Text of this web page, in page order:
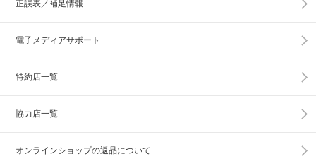
正誤表／補足情報
電子メディアサポート
特約店一覧
協力店一覧
オンラインショップの返品について